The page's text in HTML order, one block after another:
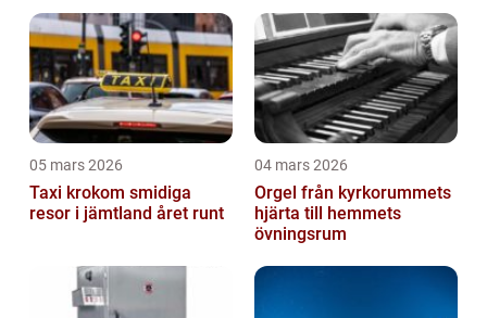
05 mars 2026
Taxi krokom smidiga
resor i jämtland året runt
04 mars 2026
Orgel från kyrkorummets
hjärta till hemmets
övningsrum